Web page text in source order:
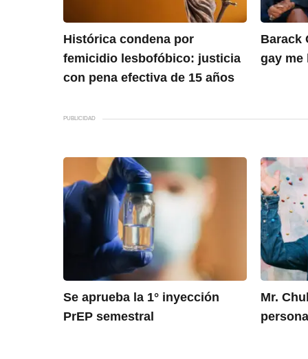
Histórica condena por
femicidio lesbofóbico: justicia
con pena efectiva de 15 años
Barack
gay me
PUBLICIDAD
Se aprueba la 1° inyección
PrEP semestral
Mr.